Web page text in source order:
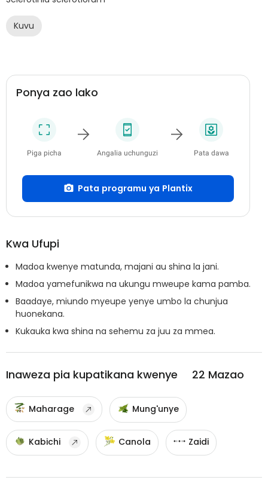
Kuvu
Ponya zao lako
Piga picha Angalia uchunguzi Pata dawa
Pata programu ya Plantix
Kwa Ufupi
Madoa kwenye matunda, majani au shina la jani.
Madoa yamefunikwa na ukungu mweupe kama pamba.
Baadaye, miundo myeupe yenye umbo la chunjua
huonekana.
Kukauka kwa shina na sehemu za juu za mmea.
Inaweza pia kupatikana kwenye 22 Mazao
Maharage Mung'unye
Kabichi Canola Zaidi